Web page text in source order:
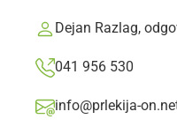
Dejan Razlag,
041 956 530
info@prlekija-